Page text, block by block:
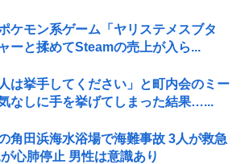
ケモン系ゲーム「ヤリステメスブタ
ーと揉めてSteamの売上が入ら...
は挙手してください」と町内会のミー
なしに手を挙げてしまった結果…...
角田浜海水浴場で海難事故 3人が救急
心肺停止 男性は意識あり